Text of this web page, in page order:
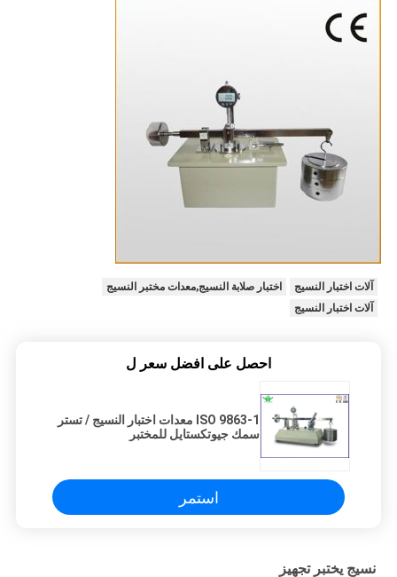
آلات اختبار النسيج
اختبار صلابة النسيج,معدات مختبر النسيج
آلات اختبار النسيج
احصل على افضل سعر ل
ISO 9863-1 معدات اختبار النسيج / تستر
سمك جيوتكستايل للمختبر
استمر
نسيج يختبر تجهيز